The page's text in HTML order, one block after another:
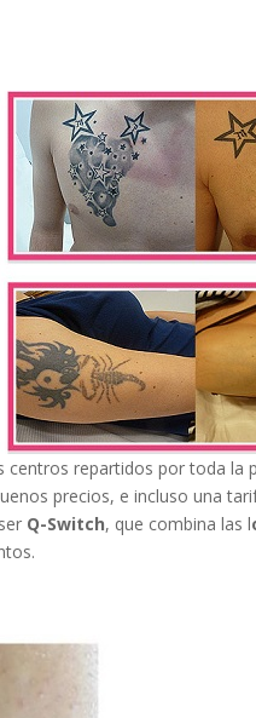
repartidos por toda la
precios, e incluso una
Q-Switch, que combina las l